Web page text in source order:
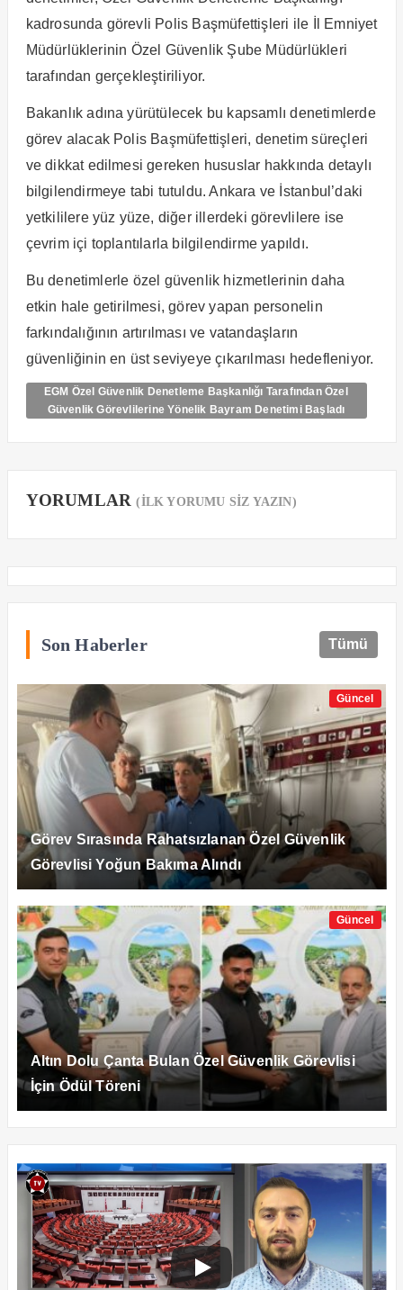
kadrosunda görevli Polis Başmüfettişleri ile İl Emniyet
Müdürlüklerinin Özel Güvenlik Şube Müdürlükleri
tarafından gerçekleştiriliyor.
Bakanlık adına yürütülecek bu kapsamlı denetimlerde
görev alacak Polis Başmüfettişleri, denetim süreçleri
ve dikkat edilmesi gereken hususlar hakkında detaylı
bilgilendirmeye tabi tutuldu. Ankara ve İstanbul’daki
yetkililere yüz yüze, diğer illerdeki görevlilere ise
çevrim içi toplantılarla bilgilendirme yapıldı.
Bu denetimlerle özel güvenlik hizmetlerinin daha
etkin hale getirilmesi, görev yapan personelin
farkındalığının artırılması ve vatandaşların
güvenliğinin en üst seviyeye çıkarılması hedefleniyor.
EGM Özel Güvenlik Denetleme Başkanlığı Tarafından Özel
Güvenlik Görevlilerine Yönelik Bayram Denetimi Başladı
YORUMLAR(İLK YORUMU SİZ YAZIN)
Son Haberler Tümü
Güncel
Görev Sırasında Rahatsızlanan Özel Güvenlik
Görevlisi Yoğun Bakıma Alındı
Güncel
Altın Dolu Çanta Bulan Özel Güvenlik Görevlisi
İçin Ödül Töreni